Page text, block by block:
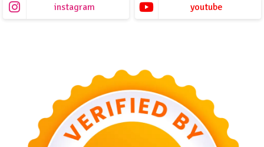
instagram youtube